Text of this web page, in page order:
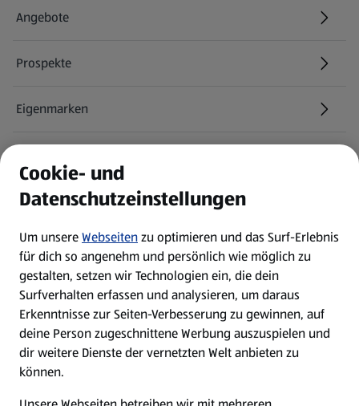
Angebote
Prospekte
Eigenmarken
Newsletter
WhatsApp
Über ALDI SÜD
Filialen
Cookie- und
Datenschutzeinstellungen
Um unsereWebseitenzu optimieren und das Surf-Erlebnis
für dich so angenehm und persönlich wie möglich zu
gestalten, setzen wir Technologien ein, die dein
Surfverhalten erfassen und analysieren, um daraus
Erkenntnisse zur Seiten-Verbesserung zu gewinnen, auf
deine Person zugeschnittene Werbung auszuspielen und
dir weitere Dienste der vernetzten Welt anbieten zu
können.